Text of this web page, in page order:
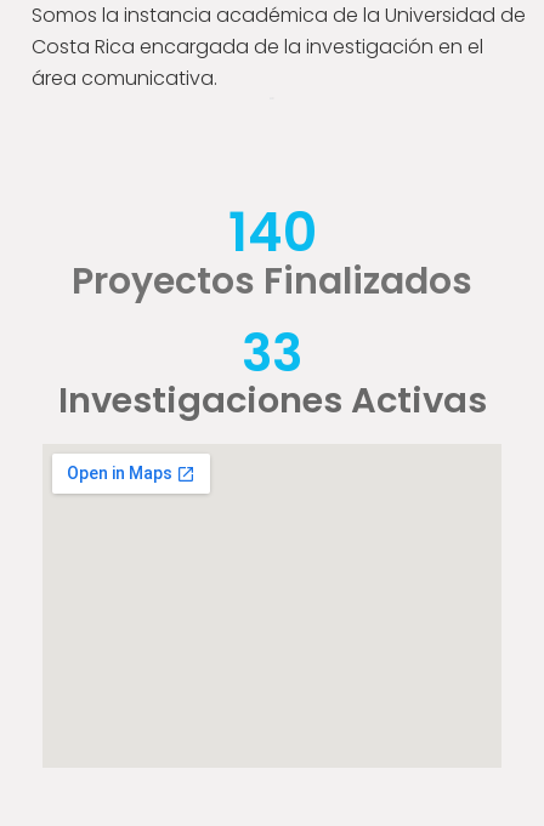
Somos la instancia académica de la Universidad de
Costa Rica encargada de la investigación en el
área comunicativa.
Proyectos Finalizados
140
Investigaciones Activas
33